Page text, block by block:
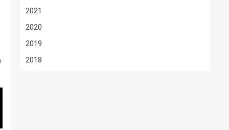
2021
2020
2019
2018